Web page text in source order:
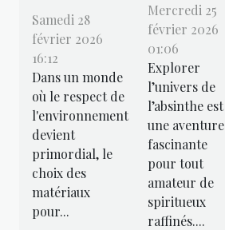
Samedi 28
février 2026
16:12
Dans un monde
où le respect de
l'environnement
devient
primordial, le
choix des
matériaux
pour...
Mercredi 25
février 2026
01:06
Explorer
l’univers de
l’absinthe est
une aventure
fascinante
pour tout
amateur de
spiritueux
raffinés....